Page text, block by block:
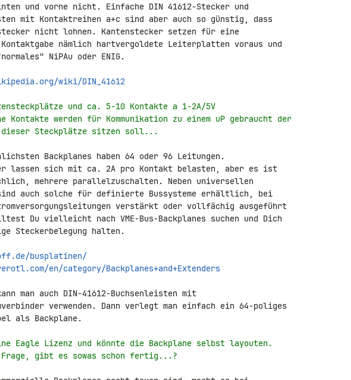
und vorne nicht. Einfache DIN 41612-Stecker und
mit Kontaktreihen a+c sind aber auch so günstig, dass
nicht lohnen. Kantenstecker setzen für eine
nämlich hartvergoldete Leiterplatten voraus und
NiPAu oder ENIG.
wiki/DIN_41612
und ca. 5-10 Kontakte a 1-2A/5V
Kontakte werden für Kommunikation zu einem uP gebraucht der
dieser Steckplätze sitzen soll...
Backplanes haben 64 oder 96 Leitungen.
lassen sich mit ca. 2A pro Kontakt belasten, aber es ist
mehrere parallelzuschalten. Neben universellen
auch solche für definierte Bussysteme erhältlich, bei
verstärkt oder vollfächig ausgeführt
Du vielleicht nach VME-Bus-Backplanes suchen und Dich
Steckerbelegung halten.
busplatinen/
en/category/Backplanes+and+Extenders
man auch DIN-41612-Buchsenleisten mit
verwenden. Dann verlegt man einfach ein 64-poliges
als Backplane.
Eagle Lizenz und könnte die Backplane selbst layouten.
Frage, gibt es sowas schon fertig...?